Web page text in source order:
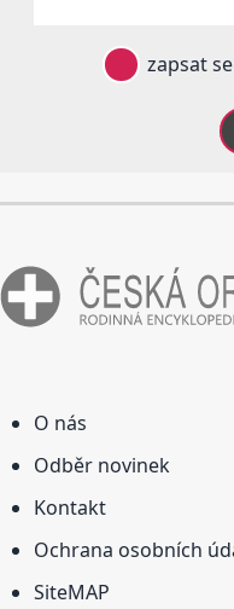
zapsat se
O nás
Odběr novinek
Kontakt
Ochrana osobních
SiteMAP